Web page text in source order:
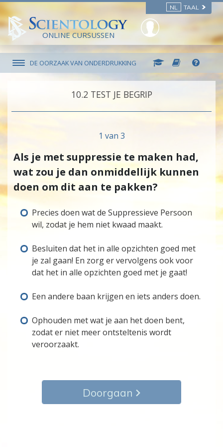
NL TAAL
ONLINE CURSUSSEN
DE OORZAAK VAN ONDERDRUKKING
10.‎2 TEST JE BEGRIP
1 van 3
Als je met suppressie te maken had,
wat zou je dan onmiddellijk kunnen
doen om dit aan te pakken?
Precies doen wat de Suppressieve Persoon
wil, zodat je hem niet kwaad maakt.
Besluiten dat het in alle opzichten goed met
je zal gaan! En zorg er vervolgens ook voor
dat het in alle opzichten goed met je gaat!
Een andere baan krijgen en iets anders doen.
Ophouden met wat je aan het doen bent,
zodat er niet meer ontsteltenis wordt
veroorzaakt.
Doorgaan